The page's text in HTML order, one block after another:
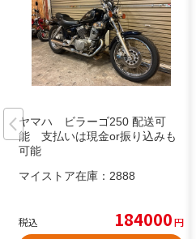
ヤマハ ビラーゴ250 配送可
能 支払いは現金or振り込みも
可能
マイストア在庫： 2888
税込 184000円